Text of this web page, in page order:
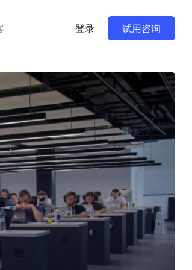
登录 试用咨询